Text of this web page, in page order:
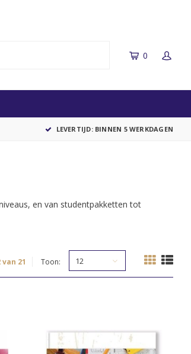
0
LEVERTIJD: BINNEN 5 WERKDAGEN
en van studentpakketten tot
van 21 Toon: 12